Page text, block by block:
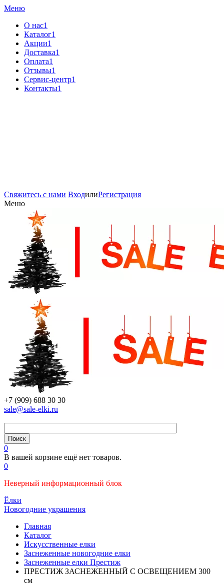
Меню
О нас1
Каталог1
Акции1
Доставка1
Оплата1
Отзывы1
Сервис-центр1
Контакты1
Свяжитесь с нами ВходилиРегистрация
Меню
+7 (909) 688 30 30
sale@sale-elki.ru
0
В вашей корзине ещё нет товаров.
0
Неверный информационный блок
Ёлки
Новогодние украшения
Главная
Каталог
Искусственные елки
Заснеженные новогодние елки
Заснеженные елки Престиж
ПРЕСТИЖ ЗАСНЕЖЕННЫЙ С ОСВЕЩЕНИЕМ 300
см